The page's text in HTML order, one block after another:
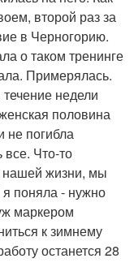
второй раз за
в Черногорию.
о таком тренинге
Примерялась.
недели
половина
не погибла
Что-то
нашей жизни, мы
поняла - нужно
маркером
к зимнему
останется 28